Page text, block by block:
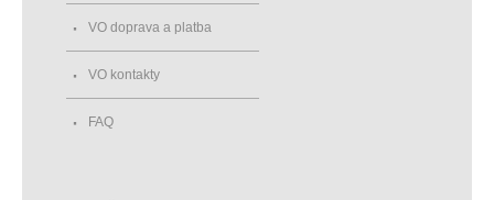
VO doprava a platba
VO kontakty
FAQ